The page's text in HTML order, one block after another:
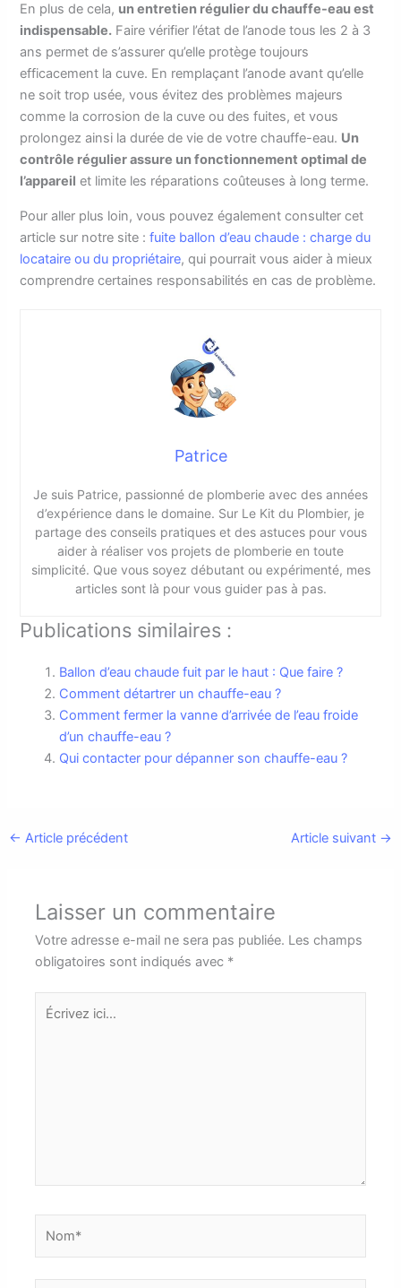
En plus de cela, un entretien régulier du chauffe-eau est
indispensable. Faire vérifier l’état de l’anode tous les 2 à 3
ans permet de s’assurer qu’elle protège toujours
efficacement la cuve. En remplaçant l’anode avant qu’elle
ne soit trop usée, vous évitez des problèmes majeurs
comme la corrosion de la cuve ou des fuites, et vous
prolongez ainsi la durée de vie de votre chauffe-eau. Un
contrôle régulier assure un fonctionnement optimal de
l’appareil et limite les réparations coûteuses à long terme.
Pour aller plus loin, vous pouvez également consulter cet
article sur notre site :fuite ballon d’eau chaude : charge du
locataire ou du propriétaire, qui pourrait vous aider à mieux
comprendre certaines responsabilités en cas de problème.
Patrice
Je suis Patrice, passionné de plomberie avec des années
d’expérience dans le domaine. Sur Le Kit du Plombier, je
partage des conseils pratiques et des astuces pour vous
aider à réaliser vos projets de plomberie en toute
simplicité. Que vous soyez débutant ou expérimenté, mes
articles sont là pour vous guider pas à pas.
Publications similaires :
Ballon d’eau chaude fuit par le haut : Que faire ?
Comment détartrer un chauffe-eau ?
Comment fermer la vanne d’arrivée de l’eau froide
d’un chauffe-eau ?
Qui contacter pour dépanner son chauffe-eau ?
← Article précédent Article suivant →
Laisser un commentaire
Votre adresse e-mail ne sera pas publiée. Les champs
obligatoires sont indiqués avec *
Écrivez
ici…